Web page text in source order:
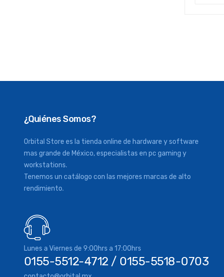
¿Quiénes Somos?
Orbital Store es la tienda online de hardware y software
mas grande de México, especialistas en pc gaming y
workstations.
Tenemos un catálogo con las mejores marcas de alto
rendimiento.
Lunes a Viernes de 9:00hrs a 17:00hrs
0155-5512-4712 / 0155-5518-0703